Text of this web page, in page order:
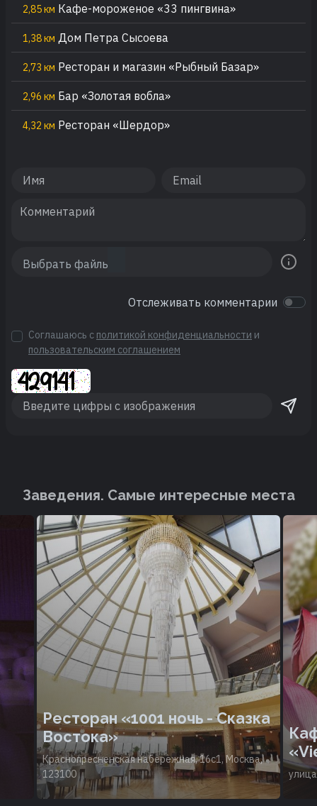
2,85 км Кафе-мороженое «33 пингвина»
1,38 км Дом Петра Сысоева
2,73 км Ресторан и магазин «Рыбный Базар»
2,96 км Бар «Золотая вобла»
4,32 км Ресторан «Шердор»
Отслеживать комментарии
Соглашаюсь с политикой конфиденциальности и
пользовательским соглашением
Заведения. Cамые интересные места
Ресторан «1001 ночь - Сказка
Востока»
Краснопресненская набережная, 16с1, Москва,
123100